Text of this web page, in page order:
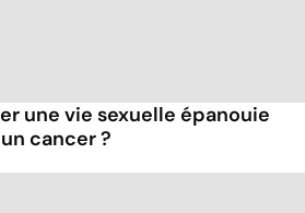
une vie sexuelle épanouie
cancer ?